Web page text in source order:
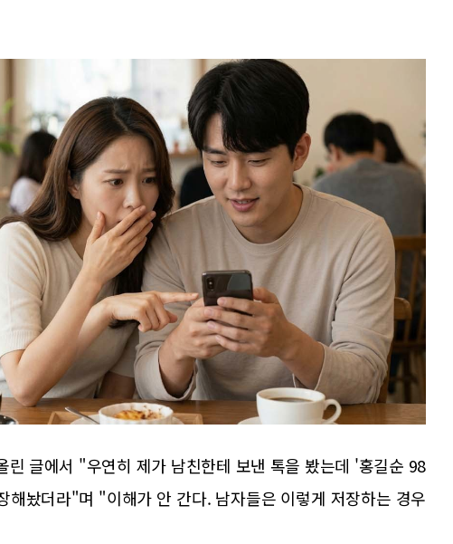
린 글에서 "우연히 제가 남친한테 보낸 톡을 봤는데 '홍길순 98
해놨더라"며 "이해가 안 간다. 남자들은 이렇게 저장하는 경우